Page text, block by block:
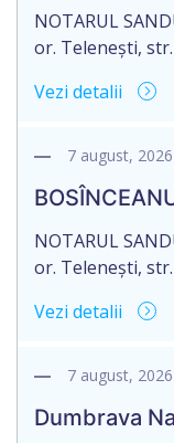
acceptarea […]
NOTARUL
or. Telenești,
succesorale în
2003035009604,
/doisprezece
șase/.
[…]
Vezi detalii
7 august, 2026
NOTARUL
or. Telenești,
succesorale în
0991201351317,
Eliberarea
Vezi detalii
7 august, 2026
Dumbrava